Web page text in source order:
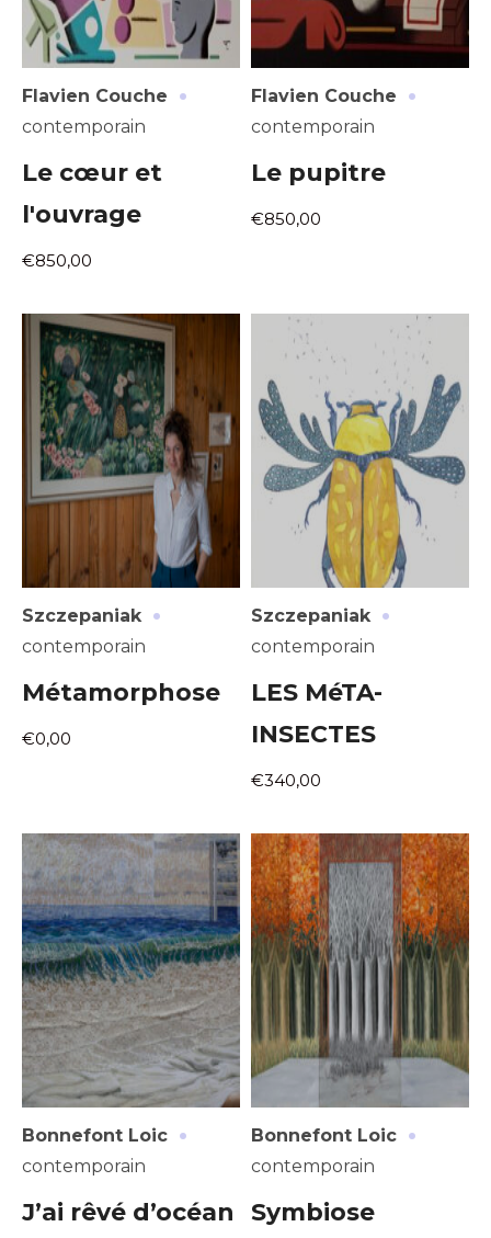
Adresse email*
Nom
Prénom
Flavien Couche ·
contemporain
Le cœur et
l'ouvrage
€850,00
Flavien Couche ·
contemporain
Le pupitre
€850,00
Szczepaniak ·
contemporain
Métamorphose
€0,00
Szczepaniak ·
contemporain
LES MéTA-
INSECTES
€340,00
Bonnefont Loic ·
contemporain
J’ai rêvé d’océan
Bonnefont Loic ·
contemporain
Symbiose